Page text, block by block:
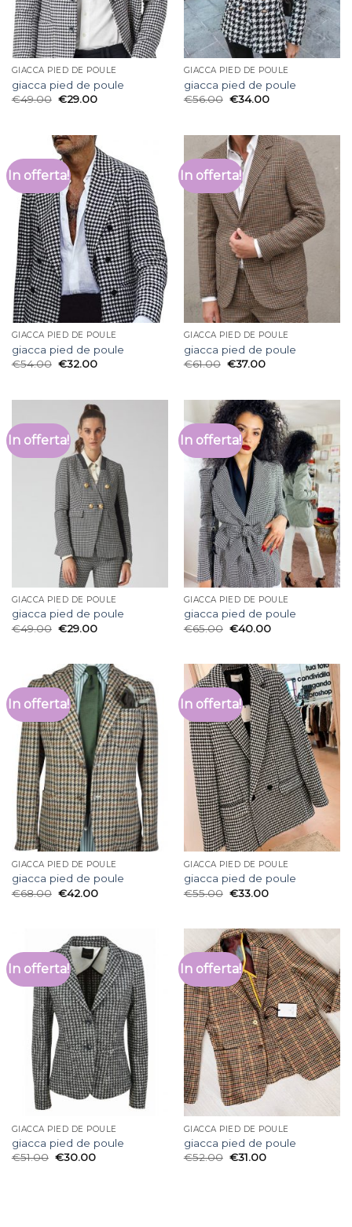
GIACCA PIED DE POULE
giacca pied de poule
€49.00 €29.00
GIACCA PIED DE POULE
giacca pied de poule
€56.00 €34.00
In offerta!
GIACCA PIED DE POULE
giacca pied de poule
€54.00 €32.00
In offerta!
GIACCA PIED DE POULE
giacca pied de poule
€61.00 €37.00
In offerta!
GIACCA PIED DE POULE
giacca pied de poule
€49.00 €29.00
In offerta!
GIACCA PIED DE POULE
giacca pied de poule
€65.00 €40.00
In offerta!
GIACCA PIED DE POULE
giacca pied de poule
€68.00 €42.00
In offerta!
GIACCA PIED DE POULE
giacca pied de poule
€55.00 €33.00
In offerta!
GIACCA PIED DE POULE
giacca pied de poule
€51.00 €30.00
In offerta!
GIACCA PIED DE POULE
giacca pied de poule
€52.00 €31.00